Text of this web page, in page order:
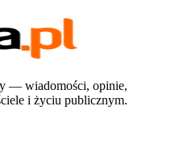
— wiadomości, opinie,
i życiu publicznym.